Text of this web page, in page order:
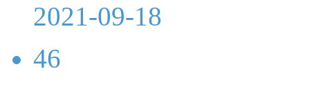
2021-09-18
46